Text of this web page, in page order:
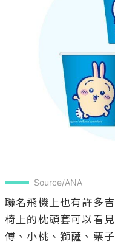
Source/ANA
聯名飛機上也有許多
椅上的枕頭套可以看
傅、小桃、獅薩、栗